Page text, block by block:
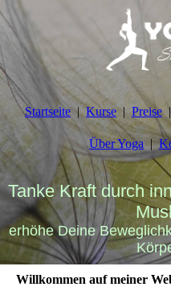
Startseite Kurse Preise
Über Yoga
Tanke Kraft durch
erhöhe Deine
Willkommen auf meiner